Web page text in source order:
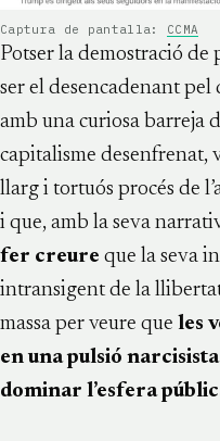
Captura de pantalla: CCMA
Potser la demostració
ser el desencadenant
amb una curiosa barreja
capitalisme desenfrenat,
llarg i tortuós procés de
i que, amb la seva
fer creure que la seva
intransigent de la llibertat
massa per veure que les
en una pulsió
dominar l’esfera